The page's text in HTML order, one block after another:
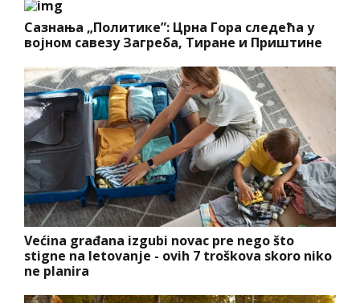
Сазнања „Политике”: Црна Гора следећа у
војном савезу Загреба, Тиране и Приштине
Većina građana izgubi novac pre nego što
stigne na letovanje - ovih 7 troškova skoro niko
ne planira